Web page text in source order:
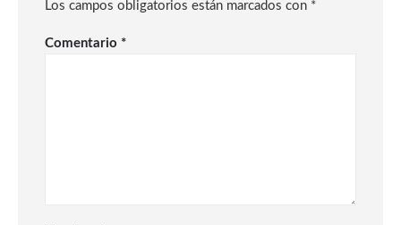
Los campos obligatorios están marcados con *
Comentario *